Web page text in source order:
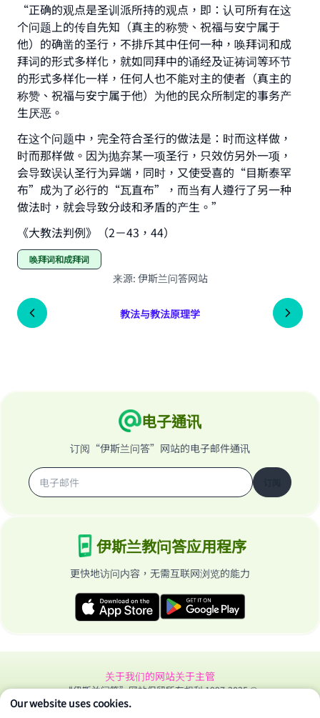
“正确的观点是圣训派所持的观点，即：认可所有在这
个问题上的传自先知（真主的称赞、祝福与安宁属于
他）的确凿的圣行，不排斥其中任何一种，唤拜词和成
拜词的形式多样化，就如同拜中的诵经及证祷词等环节
的形式多样化一样，任何人也不能对主的使者（真主的
称赞、祝福与安宁属于他）为他的民众所制定的事务产
生厌恶。
在这个问题中，完全符合圣行的做法是：时而这样做，
时而那样做。因为抛弃某一项圣行，只效仿另外一项，
会导致误认圣行为异端，同时，又使受喜的“目斯泰罕
布”成为了必行的“瓦直布”，而当有人遵行了另一种
做法时，就会导致分歧和矛盾的产生。”
《大教法判例》（2－43，44）
唤拜词和成拜词
来源: 伊斯兰问答网站
教法与教法原理学
电子通讯
订阅“伊斯兰问答”网站的电子邮件通讯
伊斯兰教问答应用程序
更快地访问内容，无需互联网浏览的能力
关于我们的网站关于主管
“伊斯兰问答”网站保留所有权利 1997-2025 ©
Our website uses cookies.